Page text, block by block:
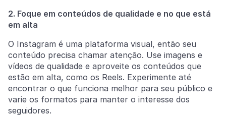
2. Foque em conteúdos de qualidade e no que está
em alta
O Instagram é uma plataforma visual, então seu
conteúdo precisa chamar atenção. Use imagens e
vídeos de qualidade e aproveite os conteúdos que
estão em alta, como os Reels. Experimente até
encontrar o que funciona melhor para seu público e
varie os formatos para manter o interesse dos
seguidores.